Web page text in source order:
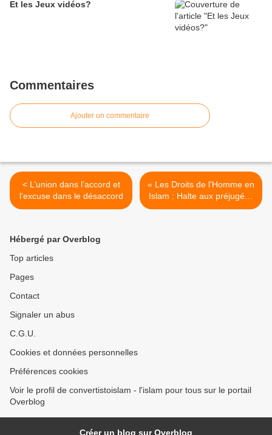
Et les Jeux vidéos?
Commentaires
Ajouter un commentaire
< L’union dans l’accord et
l’excuse dans le désaccord
« Les Droits de l'Homme en
Islam : Halte aux préjugés !
» >
Hébergé par Overblog
Top articles
Pages
Contact
Signaler un abus
C.G.U.
Cookies et données personnelles
Préférences cookies
Voir le profil de convertistoislam - l'islam pour tous sur le portail
Overblog
Créer un blog sur Overblog